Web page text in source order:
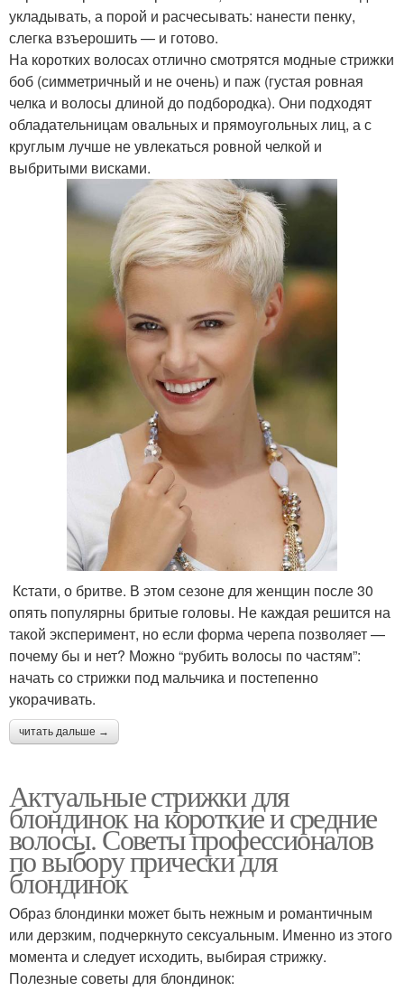
укладывать, а порой и расчесывать: нанести пенку,
слегка взъерошить — и готово.
На коротких волосах отлично смотрятся модные стрижки
боб (симметричный и не очень) и паж (густая ровная
челка и волосы длиной до подбородка). Они подходят
обладательницам овальных и прямоугольных лиц, а с
круглым лучше не увлекаться ровной челкой и
выбритыми висками.
Кстати, о бритве. В этом сезоне для женщин после 30
опять популярны бритые головы. Не каждая решится на
такой эксперимент, но если форма черепа позволяет —
почему бы и нет? Можно “рубить волосы по частям”:
начать со стрижки под мальчика и постепенно
укорачивать.
читать дальше →
Актуальные стрижки для
блондинок на короткие и средние
волосы. Советы профессионалов
по выбору прически для
блондинок
Образ блондинки может быть нежным и романтичным
или дерзким, подчеркнуто сексуальным. Именно из этого
момента и следует исходить, выбирая стрижку.
Полезные советы для блондинок: